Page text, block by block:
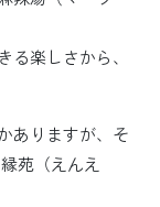
楽しさから、
ありますが、そ
苑（えんえ